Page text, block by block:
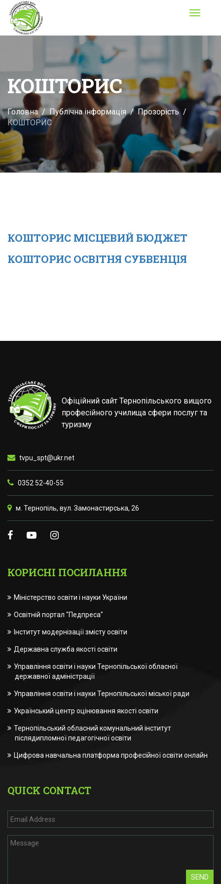
Toggle
КОШТОРИС
Головна Публічна інформація
Прозорість
КОШТОРИС
КОШТОРИС МІСЦЕВИЙ БЮДЖЕТ
КОШТОРИС ОСВІТНЯ СУБВЕНЦІЯ
Офіційний сайт Тернопільського вищого
професійного училища сфери послуг та
туризму
tvpu_spt@ukr.net
0352 52-40-55
м. Тернопіль, вул. Замонастирська, 26
КОРИСНІ ПОСИЛАННЯ
Міністерство освіти і науки України
Освітній портал "Педпреса"
Інститут модернізації змісту освіти
Державна служба якості освіти
Управління освіти і науки Тернопільської обласної
державної адміністрації
Управління освіти і науки Тернопільської міської ради
Український центр оцінювання якості освіти
Тернопільський обласний комунальний інститут
післядипломної педагогічної освіти
Цифрова навчальна платформа професійної освіти онлайн
QUICK CONTACT
SEND